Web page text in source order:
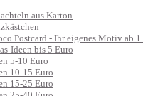
aus Karton
Postcard - Ihr eigenes Motiv ab
Ideen bis 5 Euro
5-10 Euro
10-15 Euro
15-25 Euro